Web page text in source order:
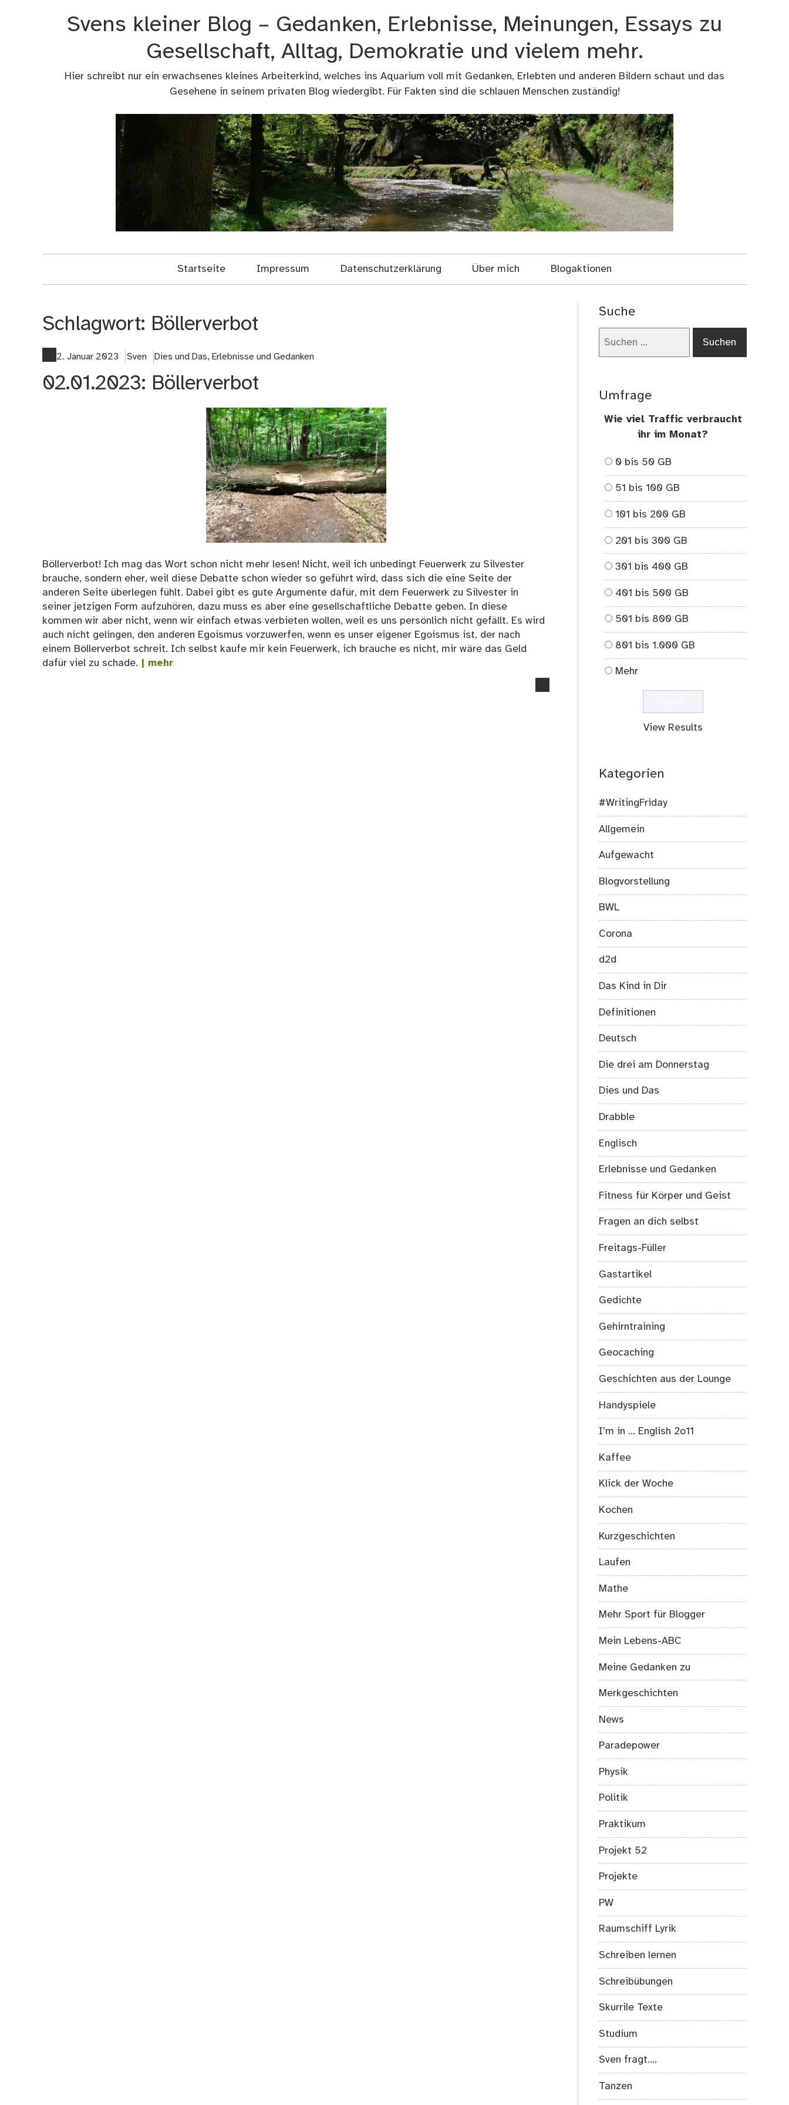
Svens kleiner Blog – Gedanken, Erlebnisse, Meinungen, Essays zu
Gesellschaft, Alltag, Demokratie und vielem mehr.
Hier schreibt nur ein erwachsenes kleines Arbeiterkind, welches ins Aquarium voll mit Gedanken, Erlebten und anderen Bildern schaut und das
Gesehene in seinem privaten Blog wiedergibt. Für Fakten sind die schlauen Menschen zuständig!
Startseite Impressum Datenschutzerklärung Über mich Blogaktionen
Schlagwort: Böllerverbot
2. Januar 2023 Sven Dies und Das, Erlebnisse und Gedanken
02.01.2023: Böllerverbot
Böllerverbot! Ich mag das Wort schon nicht mehr lesen! Nicht, weil ich unbedingt Feuerwerk zu Silvester
brauche, sondern eher, weil diese Debatte schon wieder so geführt wird, dass sich die eine Seite der
anderen Seite überlegen fühlt. Dabei gibt es gute Argumente dafür, mit dem Feuerwerk zu Silvester in
seiner jetzigen Form aufzuhören, dazu muss es aber eine gesellschaftliche Debatte geben. In diese
kommen wir aber nicht, wenn wir einfach etwas verbieten wollen, weil es uns persönlich nicht gefällt. Es wird
auch nicht gelingen, den anderen Egoismus vorzuwerfen, wenn es unser eigener Egoismus ist, der nach
einem Böllerverbot schreit. Ich selbst kaufe mir kein Feuerwerk, ich brauche es nicht, mir wäre das Geld
dafür viel zu schade. | mehr
Suche
Umfrage
Wie viel Traffic verbraucht
ihr im Monat?
0 bis 50 GB
51 bis 100 GB
101 bis 200 GB
201 bis 300 GB
301 bis 400 GB
401 bis 500 GB
501 bis 800 GB
801 bis 1.000 GB
Mehr
View Results
Kategorien
#WritingFriday
Allgemein
Aufgewacht
Blogvorstellung
BWL
Corona
d2d
Das Kind in Dir
Definitionen
Deutsch
Die drei am Donnerstag
Dies und Das
Drabble
Englisch
Erlebnisse und Gedanken
Fitness für Körper und Geist
Fragen an dich selbst
Freitags-Füller
Gastartikel
Gedichte
Gehirntraining
Geocaching
Geschichten aus der Lounge
Handyspiele
I’m in … English 2o11
Kaffee
Klick der Woche
Kochen
Kurzgeschichten
Laufen
Mathe
Mehr Sport für Blogger
Mein Lebens-ABC
Meine Gedanken zu
Merkgeschichten
News
Paradepower
Physik
Politik
Praktikum
Projekt 52
Projekte
PW
Raumschiff Lyrik
Schreiben lernen
Schreibübungen
Skurrile Texte
Studium
Sven fragt….
Tanzen